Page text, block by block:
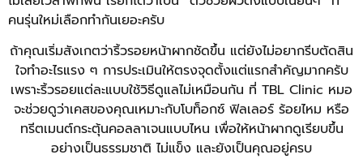
คนรุ่นใหม่เลือกทำกันเยอะครับ
ถ้าคุณเริ่มสังเกตว่าริ้วรอยหน้าผากชัดขึ้น แต่ยังไม่อยากรีบตัดสิน
ใจทำอะไรแรง ๆ การประเมินให้ตรงจุดตั้งแต่แรกสำคัญมากครับ
เพราะริ้วรอยแต่ละแบบใช้วิธีดูแลไม่เหมือนกัน ที่ TBL Clinic หมอ
จะช่วยดูว่าเคสของคุณเหมาะกับโบท็อกซ์ ฟิลเลอร์ ร้อยไหม หรือ
ทรีตเมนต์กระตุ้นคอลลาเจนแบบไหน เพื่อให้หน้าผากดูเรียบขึ้น
อย่างเป็นธรรมชาติ ไม่แข็ง และยังเป็นคุณอยู่ครบ